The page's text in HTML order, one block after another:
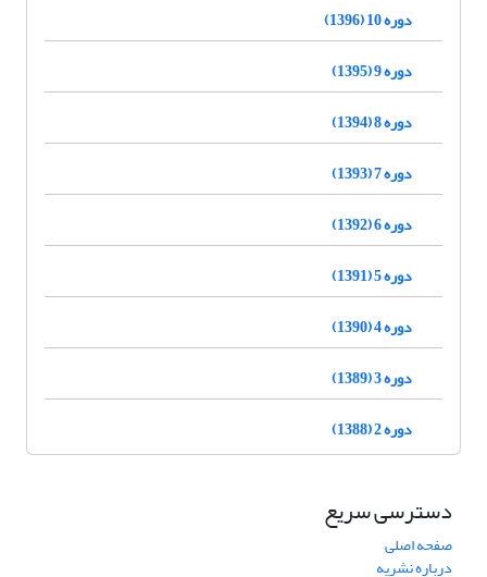
دوره 10 (1396)
دوره 9 (1395)
دوره 8 (1394)
دوره 7 (1393)
دوره 6 (1392)
دوره 5 (1391)
دوره 4 (1390)
دوره 3 (1389)
دوره 2 (1388)
دسترسی سریع
صفحه اصلی
درباره نشریه